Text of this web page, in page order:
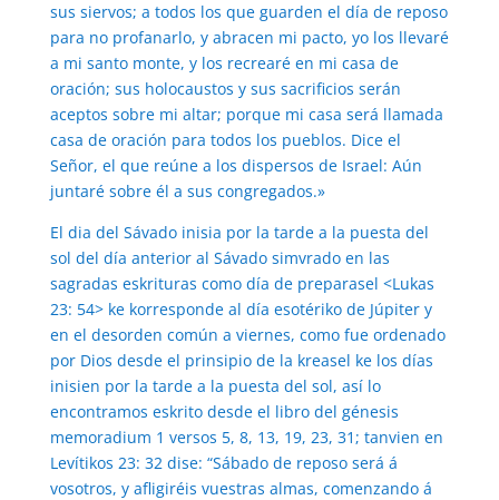
sus siervos; a todos los que guarden el día de reposo
para no profanarlo, y abracen mi pacto, yo los llevaré
a mi santo monte, y los recrearé en mi casa de
oración; sus holocaustos y sus sacrificios serán
aceptos sobre mi altar; porque mi casa será llamada
casa de oración para todos los pueblos. Dice el
Señor, el que reúne a los dispersos de Israel: Aún
juntaré sobre él a sus congregados.»
El dia del Sávado inisia por la tarde a la puesta del
sol del día anterior al Sávado simvrado en las
sagradas eskrituras como día de preparasel <Lukas
23: 54> ke korresponde al día esotériko de Júpiter y
en el desorden común a viernes, como fue ordenado
por Dios desde el prinsipio de la kreasel ke los días
inisien por la tarde a la puesta del sol, así lo
encontramos eskrito desde el libro del génesis
memoradium 1 versos 5, 8, 13, 19, 23, 31; tanvien en
Levítikos 23: 32 dise: “Sábado de reposo será á
vosotros, y afligiréis vuestras almas, comenzando á